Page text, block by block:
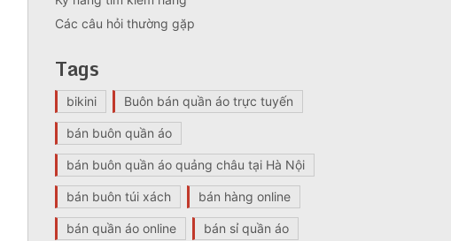
Các câu hỏi thường gặp
Tags
bikini Buôn bán quần áo trực tuyến
bán buôn quần áo
bán buôn quần áo quảng châu tại Hà Nội
bán buôn túi xách bán hàng online
bán quần áo online bán sỉ quần áo